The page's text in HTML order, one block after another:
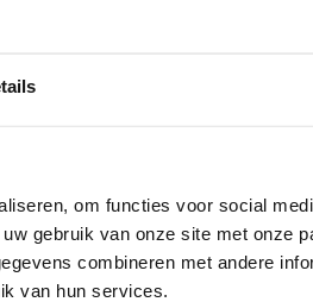
om functies voor social
gebruik van onze site met onze
combineren met andere
van hun services.
OP!
uitspraak na een
Den Haag heeft hierover
van de verdeling van het
dit bij jou, neem dan voor